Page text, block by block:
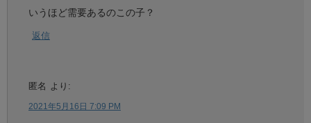
いうほど需要あるのこの子？
返信
匿名 より:
2021年5月16日 7:09 PM